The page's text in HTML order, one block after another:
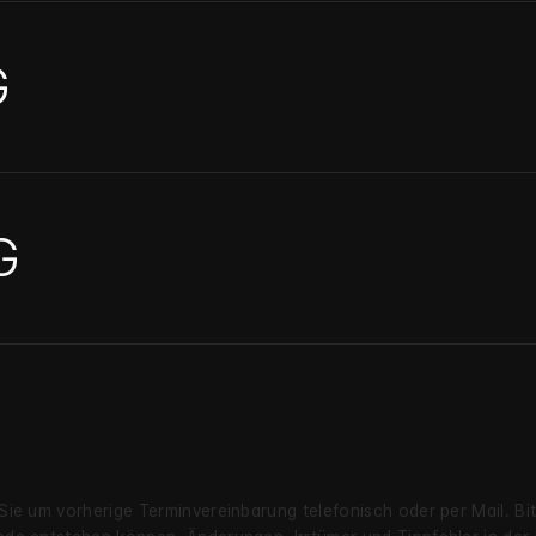
um vorherige Termin­verein­barung telefonisch oder per Mail.